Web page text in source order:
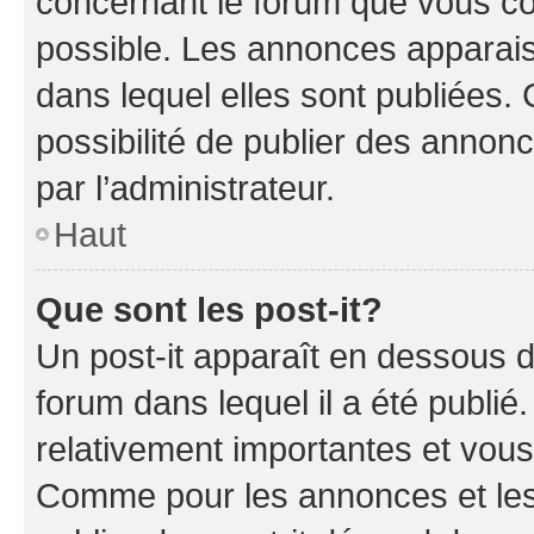
possible. Les annonces
dans lequel elles sont publiées.
possibilité de publier des
par l’administrateur.
Haut
Que sont les post-it?
Un post-it apparaît en dessous
forum dans lequel il a été
relativement importantes et
Comme pour les annonces et